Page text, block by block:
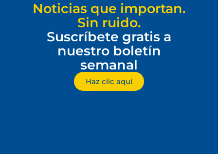
Noticias que importan.
Sin ruido.
Suscríbete gratis a
nuestro boletín
semanal
Haz clic aquí